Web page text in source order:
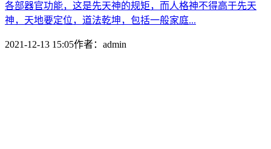
各部器官功能，这是先天神的规矩，而人格神不得高于先天
神，天地要定位，道法乾坤，包括一般家庭...
2021-12-13 15:05作者： admin